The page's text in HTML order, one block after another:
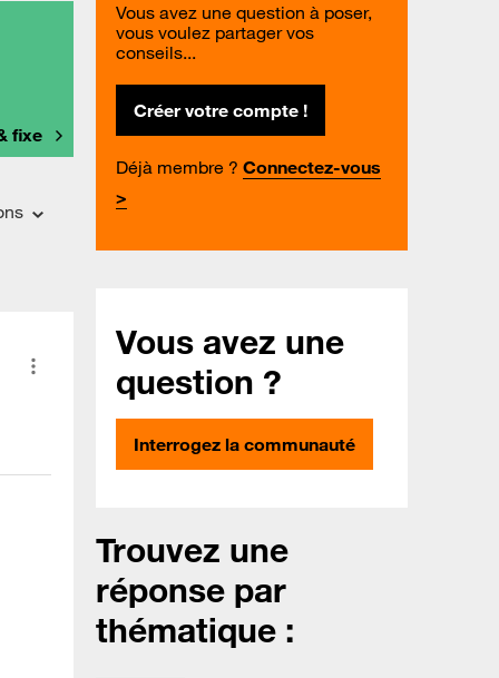
fixe
Vous avez une question à poser,
vous voulez partager vos
conseils...
Créer votre compte !
Déjà membre ? Connectez-vous
>
Vous avez une
question ?
Interrogez la communauté
Trouvez une
réponse par
thématique :